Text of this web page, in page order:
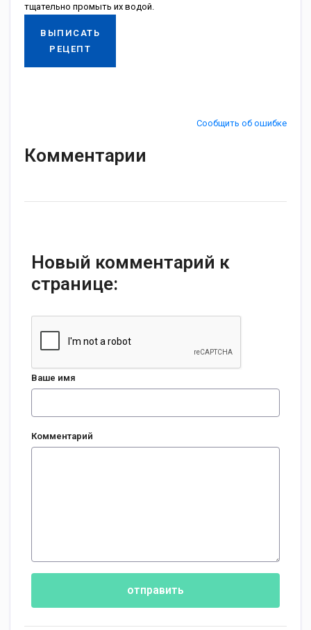
тщательно промыть их водой.
ВЫПИСАТЬ
РЕЦЕПТ
Сообщить об ошибке
Комментарии
Новый комментарий к
странице:
Ваше имя
Комментарий
отправить